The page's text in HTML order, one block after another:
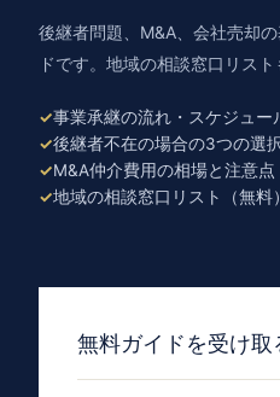
後継者問題、M&A、会社売却
ドです。地域の相談窓口リスト
事業承継の流れ・スケジュー
後継者不在の場合の3つの選
M&A仲介費用の相場と注意点
地域の相談窓口リスト（無料）
無料ガイドを受け取